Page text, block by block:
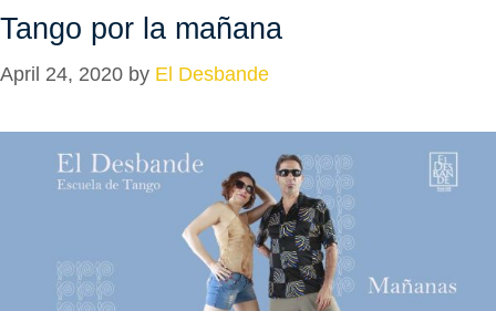
Tango por la mañana
April 24, 2020 by El Desbande